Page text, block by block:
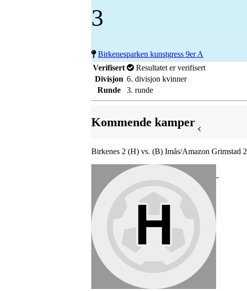
3
Birkenesparken kunstgress 9er A
Verifisert
Resultatet er verifisert
Divisjon 6. divisjon kvinner
Runde
3. runde
Kommende kamper
Birkenes 2 (H) vs. (B) Imås/Amazon Grimstad 2
-